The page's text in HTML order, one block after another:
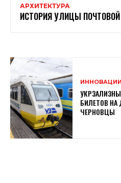
АРХИТЕКТУРА
ИСТОРИЯ УЛИЦЫ
ИННОВАЦИИ
БИЛЕТОВ
ЧЕРНОВЦЫ